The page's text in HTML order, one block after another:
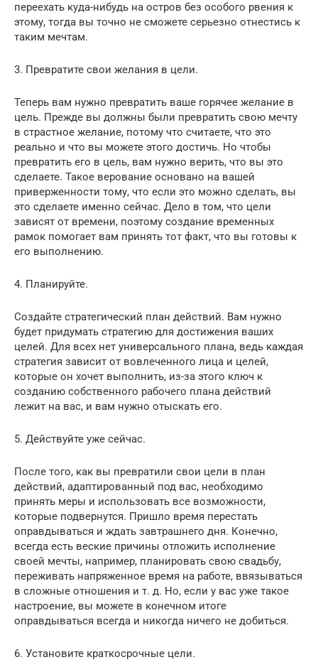
переехать куда-нибудь на остров без особого рвения к
этому, тогда вы точно не сможете серьезно отнестись к
таким мечтам.
3. Превратите свои желания в цели.
Теперь вам нужно превратить ваше горячее желание в
цель. Прежде вы должны были превратить свою мечту
в страстное желание, потому что считаете, что это
реально и что вы можете этого достичь. Но чтобы
превратить его в цель, вам нужно верить, что вы это
сделаете. Такое верование основано на вашей
приверженности тому, что если это можно сделать, вы
это сделаете именно сейчас. Дело в том, что цели
зависят от времени, поэтому создание временных
рамок помогает вам принять тот факт, что вы готовы к
его выполнению.
4. Планируйте.
Создайте стратегический план действий. Вам нужно
будет придумать стратегию для достижения ваших
целей. Для всех нет универсального плана, ведь каждая
стратегия зависит от вовлеченного лица и целей,
которые он хочет выполнить, из-за этого ключ к
созданию собственного рабочего плана действий
лежит на вас, и вам нужно отыскать его.
5. Действуйте уже сейчас.
После того, как вы превратили свои цели в план
действий, адаптированный под вас, необходимо
принять меры и использовать все возможности,
которые подвернутся. Пришло время перестать
оправдываться и ждать завтрашнего дня. Конечно,
всегда есть веские причины отложить исполнение
своей мечты, например, планировать свою свадьбу,
переживать напряженное время на работе, ввязываться
в сложные отношения и т. д. Но, если у вас уже такое
настроение, вы можете в конечном итоге
оправдываться всегда и никогда ничего не добиться.
6. Установите краткосрочные цели.